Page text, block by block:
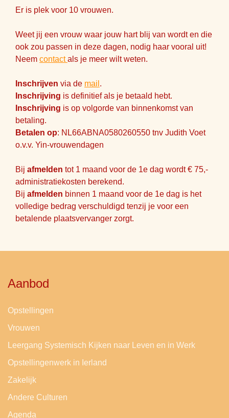
Er is plek voor 10 vrouwen.
Weet jij een vrouw waar jouw hart blij van wordt en die
ook zou passen in deze dagen, nodig haar vooral uit!
Neem contactals je meer wilt weten.
Inschrijven via de mail .
Inschrijving is definitief als je betaald hebt.
Inschrijving is op volgorde van binnenkomst van
betaling.
Betalen op: NL66ABNA0580260550 tnv Judith Voet
o.v.v. Yin-vrouwendagen
Bij afmelden tot 1 maand voor de 1e dag wordt € 75,-
administratiekosten berekend.
Bij afmelden binnen 1 maand voor de 1e dag is het
volledige bedrag verschuldigd tenzij je voor een
betalende plaatsvervanger zorgt.
Aanbod
Opstellingen
Vrouwen
Leergang Systemisch Kijken naar Leven en in Werk
Opstellingenwerk in Ierland
Zakelijk
Andere Culturen
Agenda